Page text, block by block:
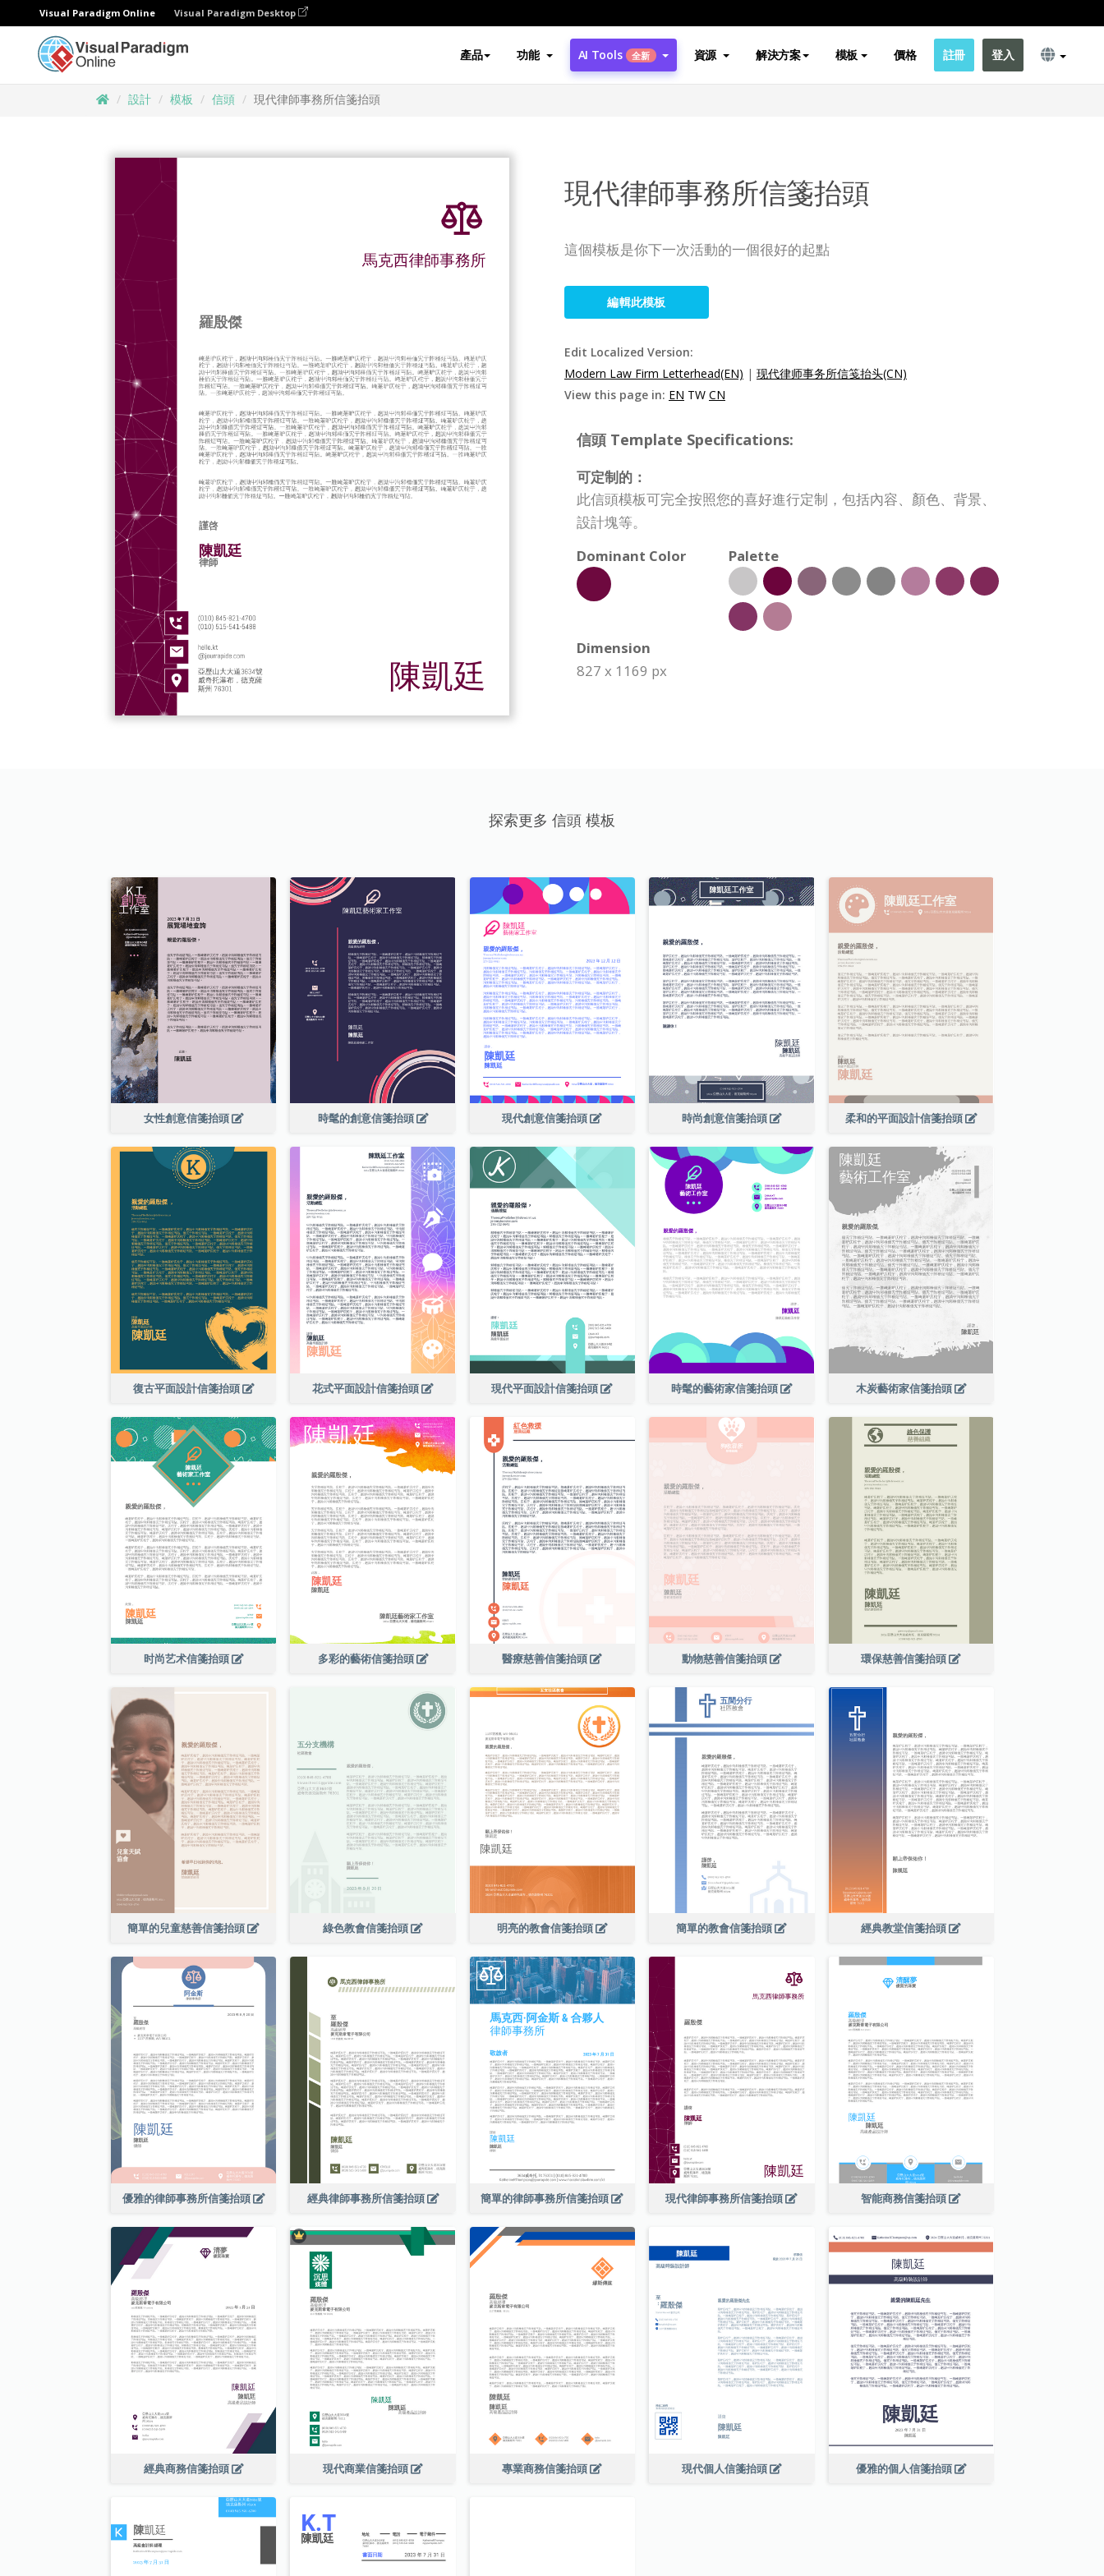
Visual Paradigm Online Visual Paradigm Desktop
產品 功能 AI Tools 全新 資源 解決方案 模板 價格 註冊 登入
設計 模板 信頭 現代律師事務所信箋抬頭
現代律師事務所信箋抬頭
這個模板是你下一次活動的一個很好的起點
編輯此模板
Edit Localized Version:
Modern Law Firm Letterhead(EN) | 现代律师事务所信笺抬头(CN)
View this page in: EN TW CN
信頭 Template Specifications:
可定制的：
此信頭模板可完全按照您的喜好進行定制，包括內容、顏色、背景、
設計塊等。
Dominant Color
Palette
Dimension
827 x 1169 px
探索更多 信頭 模板
女性創意信箋抬頭 時髦的創意信箋抬頭 現代創意信箋抬頭 時尚創意信箋抬頭 柔和的平面設計信箋抬頭
復古平面設計信箋抬頭 花式平面設計信箋抬頭 現代平面設計信箋抬頭 時髦的藝術家信箋抬頭 木炭藝術家信箋抬頭
时尚艺术信箋抬頭 多彩的藝術信箋抬頭 醫療慈善信箋抬頭 動物慈善信箋抬頭 環保慈善信箋抬頭
簡單的兒童慈善信箋抬頭 綠色教會信箋抬頭 明亮的教會信箋抬頭 簡單的教會信箋抬頭 經典教堂信箋抬頭
優雅的律師事務所信箋抬頭 經典律師事務所信箋抬頭 簡單的律師事務所信箋抬頭 現代律師事務所信箋抬頭 智能商務信箋抬頭
經典商務信箋抬頭 現代商業信箋抬頭 專業商務信箋抬頭 現代個人信箋抬頭 優雅的個人信箋抬頭